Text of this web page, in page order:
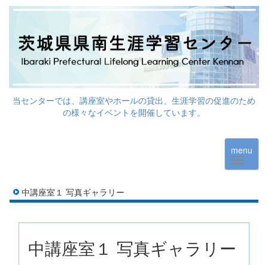
当センターでは、講座室やホールの貸出、生涯学習の促進のため
の様々なイベントを開催しています。
menu
中講座室１ 写真ギャラリー
中講座室１ 写真ギャラリー